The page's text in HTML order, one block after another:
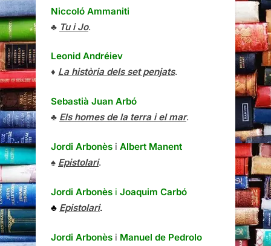
Niccoló Ammaniti
♣ Tu i Jo.
Leonid Andréiev
♦ La història dels set penjats.
Sebastià Juan Arbó
♣ Els homes de la terra i el mar.
Jordi Arbonès i Albert Manent
♠ Epistolari.
Jordi Arbonès i Joaquim Carbó
♣ Epistolari.
Jordi Arbonès i Manuel de Pedrolo